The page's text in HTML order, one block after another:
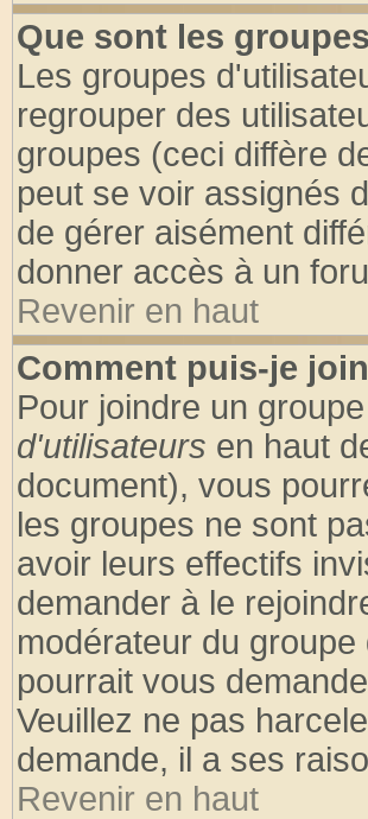
Que sont les
Les groupes
regrouper des
groupes (ceci diffère
peut se voir assignés
de gérer aisément
donner accès à un
Revenir en haut
Comment puis-je
Pour joindre un
d'utilisateurs en haut
document), vous
les groupes ne sont
avoir leurs effectifs
demander à le
modérateur du
pourrait vous
Veuillez ne pas
demande, il a ses
Revenir en haut